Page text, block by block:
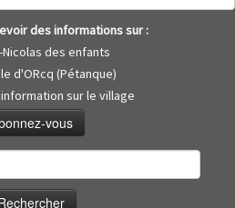
des informations sur :
Nicolas des enfants
d'ORcq (Pétanque)
sur le village